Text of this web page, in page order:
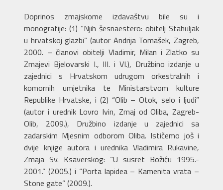
Doprinos zmajskome izdavaštvu bile su i
monografije: (1) “Njih šesnaestero: obitelj Stahuljak
u hrvatskoj glazbi” (autor Andrija Tomašek, Zagreb,
2000. – članovi obitelji Vladimir, Milan i Zlatko su
Zmajevi Bjelovarski I., III. i VI.), Družbino izdanje u
zajednici s Hrvatskom udrugom orkestralnih i
komornih umjetnika te Ministarstvom kulture
Republike Hrvatske, i (2) “Olib – Otok, selo i ljudi”
(autor i urednik Lovro Ivin, Zmaj od Oliba, Zagreb-
Olib, 2009.), Družbino izdanje u zajednici sa
zadarskim Mjesnim odborom Oliba. Ističemo još i
dvije knjige autora i urednika Vladimira Rukavine,
Zmaja Sv. Ksaverskog: “U susret Božiću 1995.-
2001.” (2005.) i “Porta lapidea – Kamenita vrata –
Stone gate” (2009.).